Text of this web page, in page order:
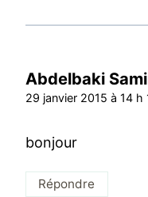
Abdelbaki
29 janvier 2015 à 14 h
bonjour
Répondre